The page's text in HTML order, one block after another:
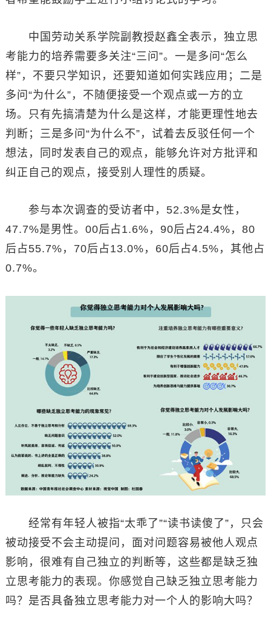
中国劳动关系学院副教授赵鑫全表示，独立思
考能力的培养需要多关注“三问”。一是多问“怎么
样”，不要只学知识，还要知道如何实践应用；二是
多问“为什么”，不随便接受一个观点或一方的立
场。只有先搞清楚为什么是这样，才能更理性地去
判断；三是多问“为什么不”，试着去反驳任何一个
想法，同时发表自己的观点，能够允许对方批评和
纠正自己的观点，接受别人理性的质疑。
参与本次调查的受访者中，52.3%是女性，
47.7%是男性。00后占1.6%，90后占24.4%，80
后占55.7%，70后占13.0%，60后占4.5%，其他占
0.7%。
经常有年轻人被指“太乖了”“读书读傻了”，只会
被动接受不会主动提问，面对问题容易被他人观点
影响，很难有自己独立的判断等，这些都是缺乏独
立思考能力的表现。你感觉自己缺乏独立思考能力
吗？是否具备独立思考能力对一个人的影响大吗？